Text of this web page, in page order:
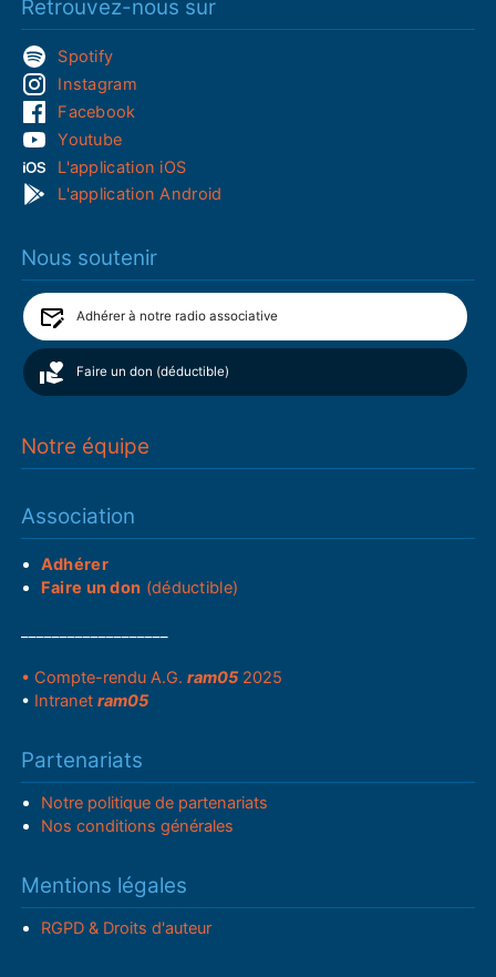
Retrouvez-nous sur
Spotify
Instagram
Facebook
Youtube
L'application iOS
L'application Android
Nous soutenir
Adhérer à notre radio associative
Faire un don (déductible)
Notre équipe
Association
Adhérer
Faire un don (déductible)
• Compte-rendu A.G.ram05 2025
• Intranetram05
Partenariats
Notre politique de partenariats
Nos conditions générales
Mentions légales
RGPD & Droits d'auteur